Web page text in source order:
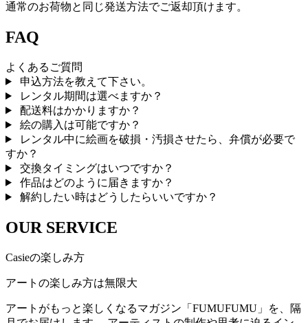
通常のお荷物と同じ発送方法でご返却頂けます。
FAQ
よくあるご質問
申込方法を教えて下さい。
レンタル期間は選べますか？
配送料はかかりますか？
絵の購入は可能ですか？
レンタル中に絵画を破損・汚損させたら、弁償が必要で
すか？
交換タイミングはいつですか？
作品はどのように届きますか？
解約したい時はどうしたらいいですか？
OUR SERVICE
Casieの楽しみ方
アートの楽しみ方は無限大
アートがもっと楽しくなるマガジン「FUMUFUMU」を、隔